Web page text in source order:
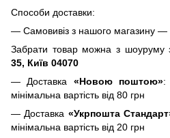
Способи доставки:
— Самовивіз з нашого магазину —
Забрати товар можна з шоуруму
35, Київ 04070
— Доставка «Новою поштою»:
мінімальна вартість від 80 грн
— Доставка «Укрпошта
мінімальна вартість від 20 грн